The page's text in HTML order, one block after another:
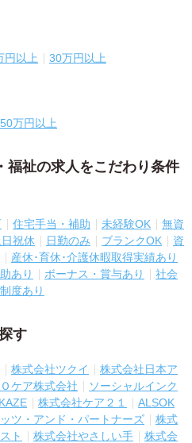
円以上 30万円以上
万円以上
福祉の求人をこだわり条件
住宅手当・補助 未経験OK
無資
日祝休 日勤のみ ブランクOK
資
産休･育休･介護休暇取得実績あり
あり ボーナス・賞与あり
社会
度あり
す
株式会社ツクイ
株式会社日本ア
ケア株式会社
ソーシャルインク
株式会社ケア２１
ALSOK
ツ・アンド・パートナーズ
株式
ト 株式会社やさしい手
株式会